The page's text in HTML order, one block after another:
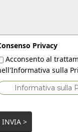
Privacy
Acconsento al
sulla
Informativa sulla
INVIA >